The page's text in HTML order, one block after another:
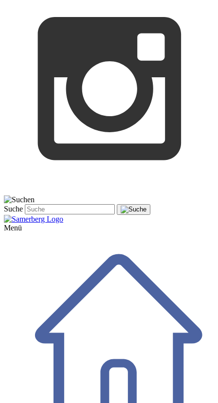
Suche
Menü